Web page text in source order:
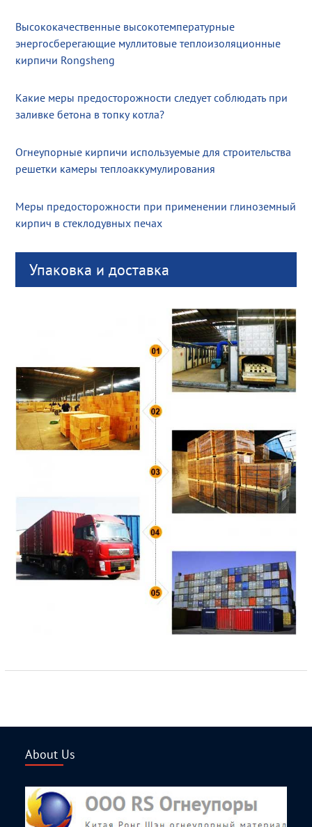
Высококачественные высокотемпературные
энергосберегающие муллитовые теплоизоляционные
кирпичи Rongsheng
Какие меры предосторожности следует соблюдать при
заливке бетона в топку котла?
Огнеупорные кирпичи используемые для строительства
решетки камеры теплоаккумулирования
Меры предосторожности при применении глиноземный
кирпич в стеклодувных печах
Упаковка и доставка
About Us